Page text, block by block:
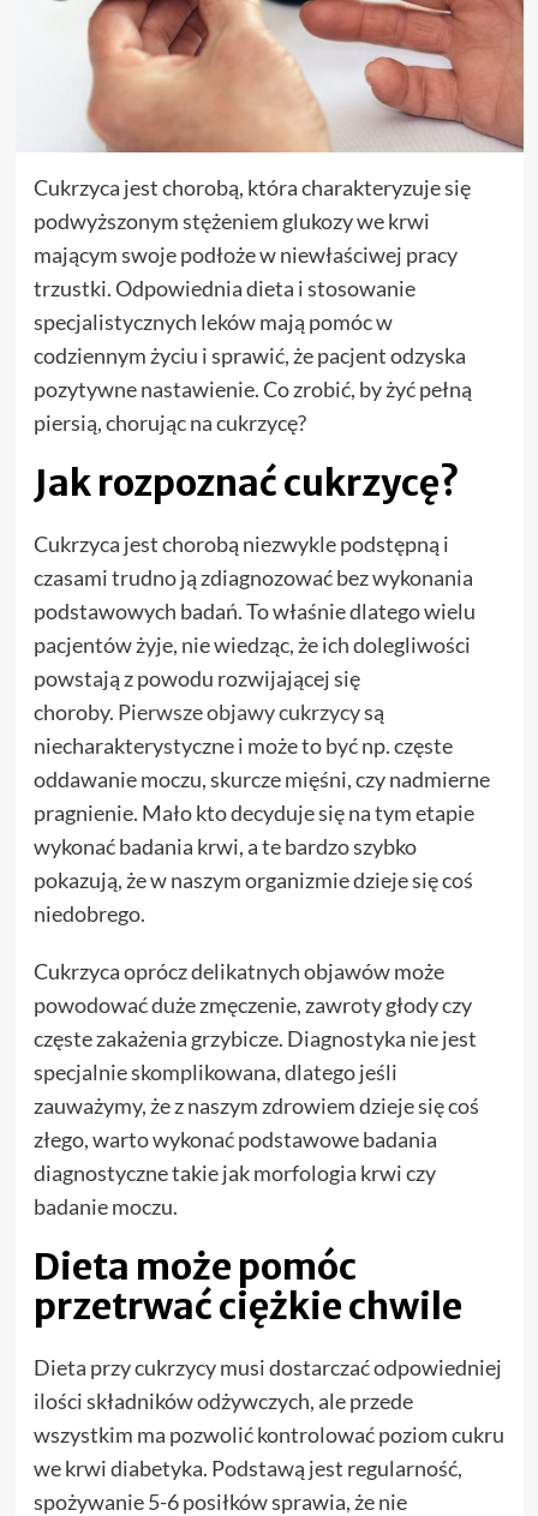
Cukrzyca jest chorobą, która charakteryzuje się
podwyższonym stężeniem glukozy we krwi
mającym swoje podłoże w niewłaściwej pracy
trzustki. Odpowiednia dieta i stosowanie
specjalistycznych leków mają pomóc w
codziennym życiu i sprawić, że pacjent odzyska
pozytywne nastawienie. Co zrobić, by żyć pełną
piersią, chorując na cukrzycę?
Jak rozpoznać cukrzycę?
Cukrzyca jest chorobą niezwykle podstępną i
czasami trudno ją zdiagnozować bez wykonania
podstawowych badań. To właśnie dlatego wielu
pacjentów żyje, nie wiedząc, że ich dolegliwości
powstają z powodu rozwijającej się
choroby. Pierwsze objawy cukrzycysą
niecharakterystyczne i może to być np. częste
oddawanie moczu, skurcze mięśni, czy nadmierne
pragnienie. Mało kto decyduje się na tym etapie
wykonać badania krwi, a te bardzo szybko
pokazują, że w naszym organizmie dzieje się coś
niedobrego.
Cukrzyca oprócz delikatnych objawów może
powodować duże zmęczenie, zawroty głody czy
częste zakażenia grzybicze. Diagnostyka nie jest
specjalnie skomplikowana, dlatego jeśli
zauważymy, że z naszym zdrowiem dzieje się coś
złego, warto wykonać podstawowe badania
diagnostyczne takie jak morfologia krwi czy
badanie moczu.
Dieta może pomóc
przetrwać ciężkie chwile
Dieta przy cukrzycy musi dostarczać odpowiedniej
ilości składników odżywczych, ale przede
wszystkim ma pozwolić kontrolować poziom cukru
we krwi diabetyka. Podstawą jest regularność,
spożywanie 5-6 posiłków sprawia, że nie